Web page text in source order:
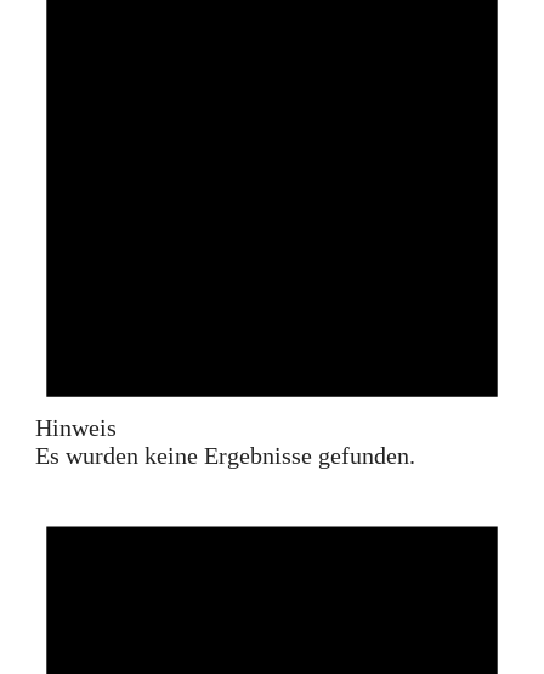
Hinweis
Es wurden keine Ergebnisse gefunden.